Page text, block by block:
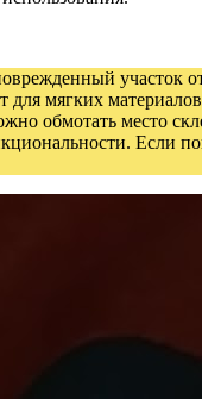
участок
мягких
обмотать место
Если